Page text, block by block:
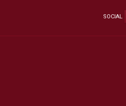
SOCIAL